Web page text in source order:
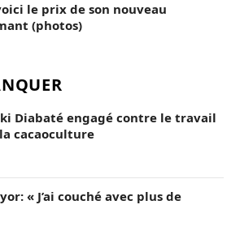
le prix de son nouveau
(photos)
Diabaté engagé contre le travail
cacaoculture
« J’ai couché avec plus de